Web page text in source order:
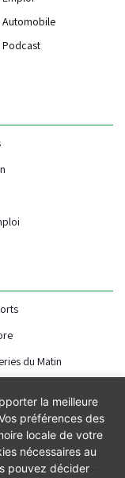
Automobile
Podcast
du Matin
la meilleure
préférences des
locale de votre
nécessaires au
pouvez décider